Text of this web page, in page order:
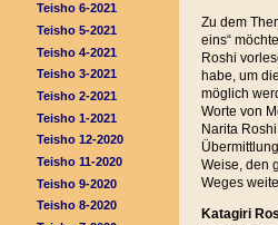
Teisho 6-2021
Teisho 5-2021
Teisho 4-2021
Teisho 3-2021
Teisho 2-2021
Teisho 1-2021
Teisho 12-2020
Teisho 11-2020
Teisho 9-2020
Teisho 8-2020
Zu dem
eins“
Roshi
habe, um
möglich
Worte von
Narita
Weise, den
Weges
Katagiri